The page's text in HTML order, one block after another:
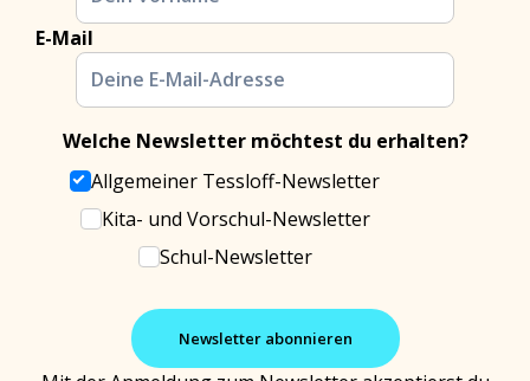
E-Mail
Welche Newsletter möchtest du erhalten?
Allgemeiner Tessloff-Newsletter
Kita- und Vorschul-Newsletter
Schul-Newsletter